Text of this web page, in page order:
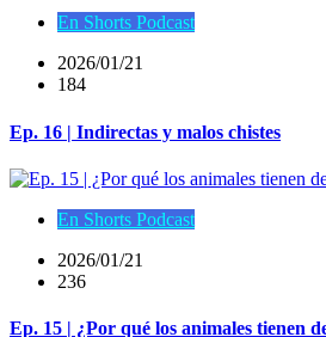
En Shorts Podcast
2026/01/21
184
Ep. 16 | Indirectas y malos chistes
En Shorts Podcast
2026/01/21
236
Ep. 15 | ¿Por qué los animales tienen